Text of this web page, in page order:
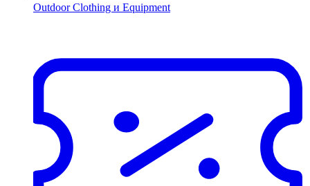
Outdoor Clothing и Equipment